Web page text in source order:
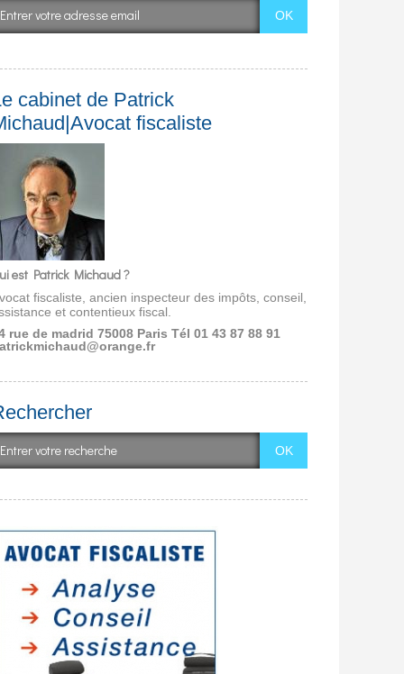
cabinet de Patrick
fiscaliste
est Patrick Michaud ?
fiscaliste, ancien inspecteur des impôts, conseil,
et contentieux fiscal.
rue de madrid 75008 ParisTél 01 43 87 88 91